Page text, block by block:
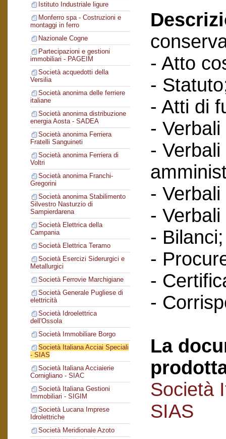
Istituto Industriale ligure
Monferro spa - Costruzioni e
montaggi in ferro
Nazionale Cogne
Partecipazioni e gestioni
immobiliari - PAGEIM
Società acquedotti della
Versilia
Società anonima delle ferriere
italiane
Società anonima distribuzione
energia Aosta - SADEA
Società anonima Ferriera
Fratelli Sanguineti
Società anonima Ferriera di
Voltri
Società anonima Franchi-
Gregorini
Società anonima Stabilimento
Silvestro Nasturzio di
Sampierdarena
Società Elettrica della
Campania
Società Elettrica Teramo
Società Esercizi Siderurgici e
Metallurgici
Società Ferrovie Marchigiane
Società Generale Pugliese di
elettricità
Società Idroelettrica
dell'Ossola
Società Immobiliare Borgo
Società Italiana Acciai Speciali
- SIAS
Società Italiana Acciaierie
Cornigliano - SIAC
Società Italiana Gestioni
Immobiliari - SIGIM
Società Lucana Imprese
Idrolettriche
Società Meridionale Azoto
- Atto
-
- Atti di
- Verbali
-
-
-
- Bilanci;
-
-
-
La
Società
SIAS